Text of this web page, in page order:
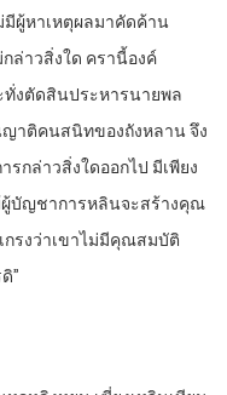
ผู้​หา​เหตุผล​มาคัดค้าน​
ล่าว​สิ่งใด​ ครา​นี้​องค์​
ทั่ง​ตัดสิน​ประหาร​นายพล​
าติ​คนสนิท​ของ​ถังหลาน​ จึง
ร​กล่าว​สิ่งใด​ออก​ไป​ มีเพียง​
ผู้บัญชาการ​หลิน​จะสร้าง​คุณ
กรง​ว่า​เขา​ไม่มีคุณสมบัติ​
​”